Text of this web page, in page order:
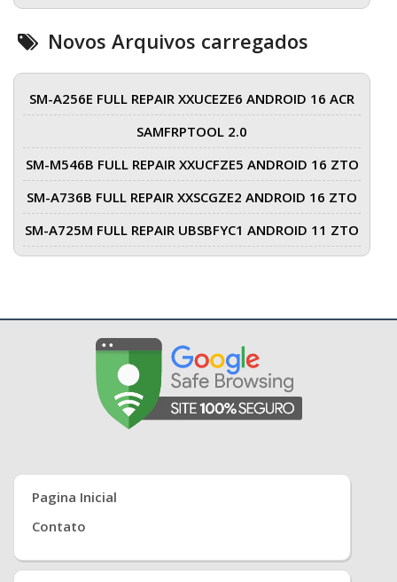
Novos Arquivos carregados
SM-A256E FULL REPAIR XXUCEZE6 ANDROID 16 ACR
SAMFRPTOOL 2.0
SM-M546B FULL REPAIR XXUCFZE5 ANDROID 16 ZTO
SM-A736B FULL REPAIR XXSCGZE2 ANDROID 16 ZTO
SM-A725M FULL REPAIR UBSBFYC1 ANDROID 11 ZTO
Pagina Inicial
Contato